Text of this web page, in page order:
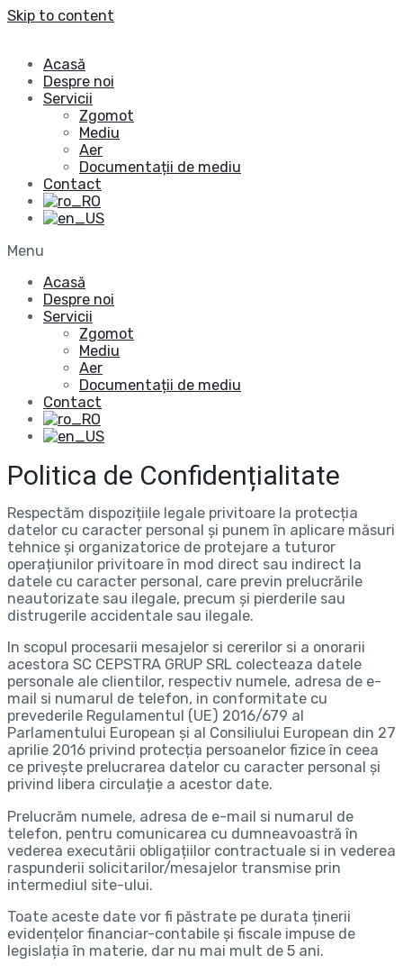
Skip to content
Acasă
Despre noi
Servicii
Zgomot
Mediu
Aer
Documentații de mediu
Contact
Menu
Acasă
Despre noi
Servicii
Zgomot
Mediu
Aer
Documentații de mediu
Contact
Politica de Confidențialitate
Respectăm dispozițiile legale privitoare la protecția
datelor cu caracter personal și punem în aplicare măsuri
tehnice și organizatorice de protejare a tuturor
operațiunilor privitoare în mod direct sau indirect la
datele cu caracter personal, care previn prelucrările
neautorizate sau ilegale, precum și pierderile sau
distrugerile accidentale sau ilegale.
In scopul procesarii mesajelor si cererilor si a onorarii
acestora SC CEPSTRA GRUP SRL colecteaza datele
personale ale clientilor, respectiv numele, adresa de e-
mail si numarul de telefon, in conformitate cu
prevederile Regulamentul (UE) 2016/679 al
Parlamentului European și al Consiliului European din 27
aprilie 2016 privind protecția persoanelor fizice în ceea
ce privește prelucrarea datelor cu caracter personal și
privind libera circulație a acestor date.
Prelucrăm numele, adresa de e-mail si numarul de
telefon, pentru comunicarea cu dumneavoastră în
vederea executării obligațiilor contractuale si in vederea
raspunderii solicitarilor/mesajelor transmise prin
intermediul site-ului.
Toate aceste date vor fi păstrate pe durata ținerii
evidențelor financiar-contabile și fiscale impuse de
legislația în materie, dar nu mai mult de 5 ani.